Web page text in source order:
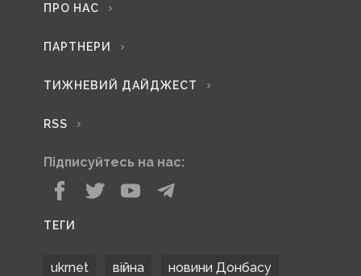
ПРО НАС
ПАРТНЕРИ
ТИЖНЕВИЙ ДАЙДЖЕСТ
RSS
Підписуйтесь на нас:
ТЕГИ
ukrnet війна новини Донбасу